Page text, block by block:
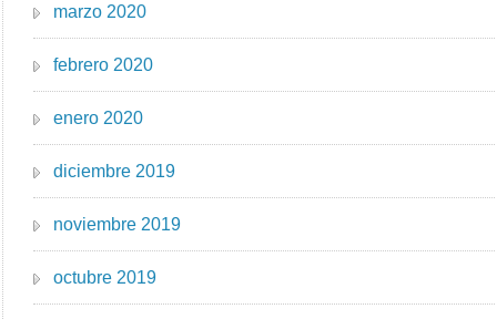
marzo 2020
febrero 2020
enero 2020
diciembre 2019
noviembre 2019
octubre 2019